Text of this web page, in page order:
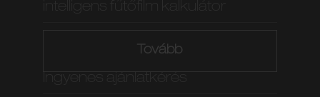
Tovább